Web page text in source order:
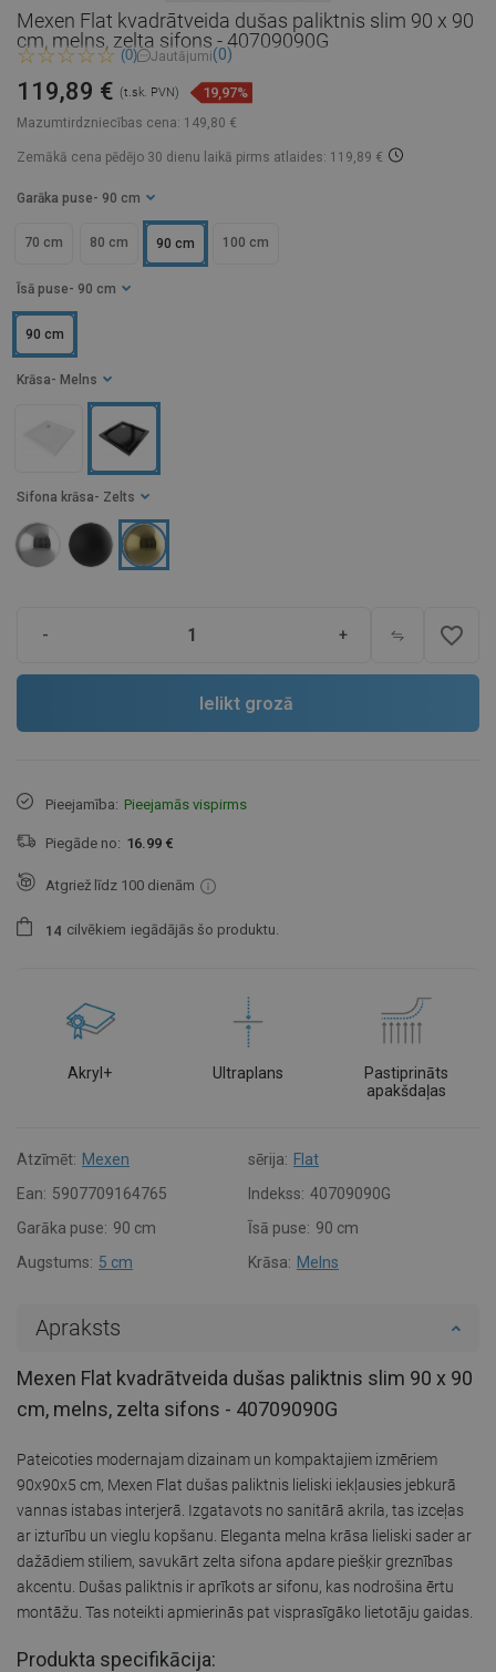
Mexen Flat kvadrātveida dušas paliktnis slim 90 x 90
cm, melns, zelta sifons - 40709090G
(0) Jautājumi(0)
Mazumtirdzniecības cena: 149,80 €
119,89 € (t.sk. PVN) 19,97%
Zemākā cena pēdējo 30 dienu laikā pirms atlaides: 119,89 €
Garāka puse - 90 cm
70 cm 80 cm 90 cm 100 cm
Īsā puse - 90 cm
90 cm
Krāsa - Melns
Sifona krāsa - Zelts
- + favorite_border
Ielikt grozā
Pieejamība: Pieejamās vispirms
Piegāde no: 16.99 €
Atgriež līdz 100 dienām
1 4 cilvēkiem iegādājās šo produktu.
Akryl+ Ultraplans
Pastiprināts
apakšdaļas
Atzīmēt: Mexen sērija: Flat
Ean: 5907709164765 Indekss: 40709090G
Garāka puse: 90 cm Īsā puse: 90 cm
Augstums: 5 cm Krāsa: Melns
Apraksts
Mexen Flat kvadrātveida dušas paliktnis slim 90 x 90
cm, melns, zelta sifons - 40709090G
Pateicoties modernajam dizainam un kompaktajiem izmēriem
90x90x5 cm, Mexen Flat dušas paliktnis lieliski iekļausies jebkurā
vannas istabas interjerā. Izgatavots no sanitārā akrila, tas izceļas
ar izturību un vieglu kopšanu. Eleganta melna krāsa lieliski sader ar
dažādiem stiliem, savukārt zelta sifona apdare piešķir greznības
akcentu. Dušas paliktnis ir aprīkots ar sifonu, kas nodrošina ērtu
montāžu. Tas noteikti apmierinās pat visprasīgāko lietotāju gaidas.
Produkta specifikācija: